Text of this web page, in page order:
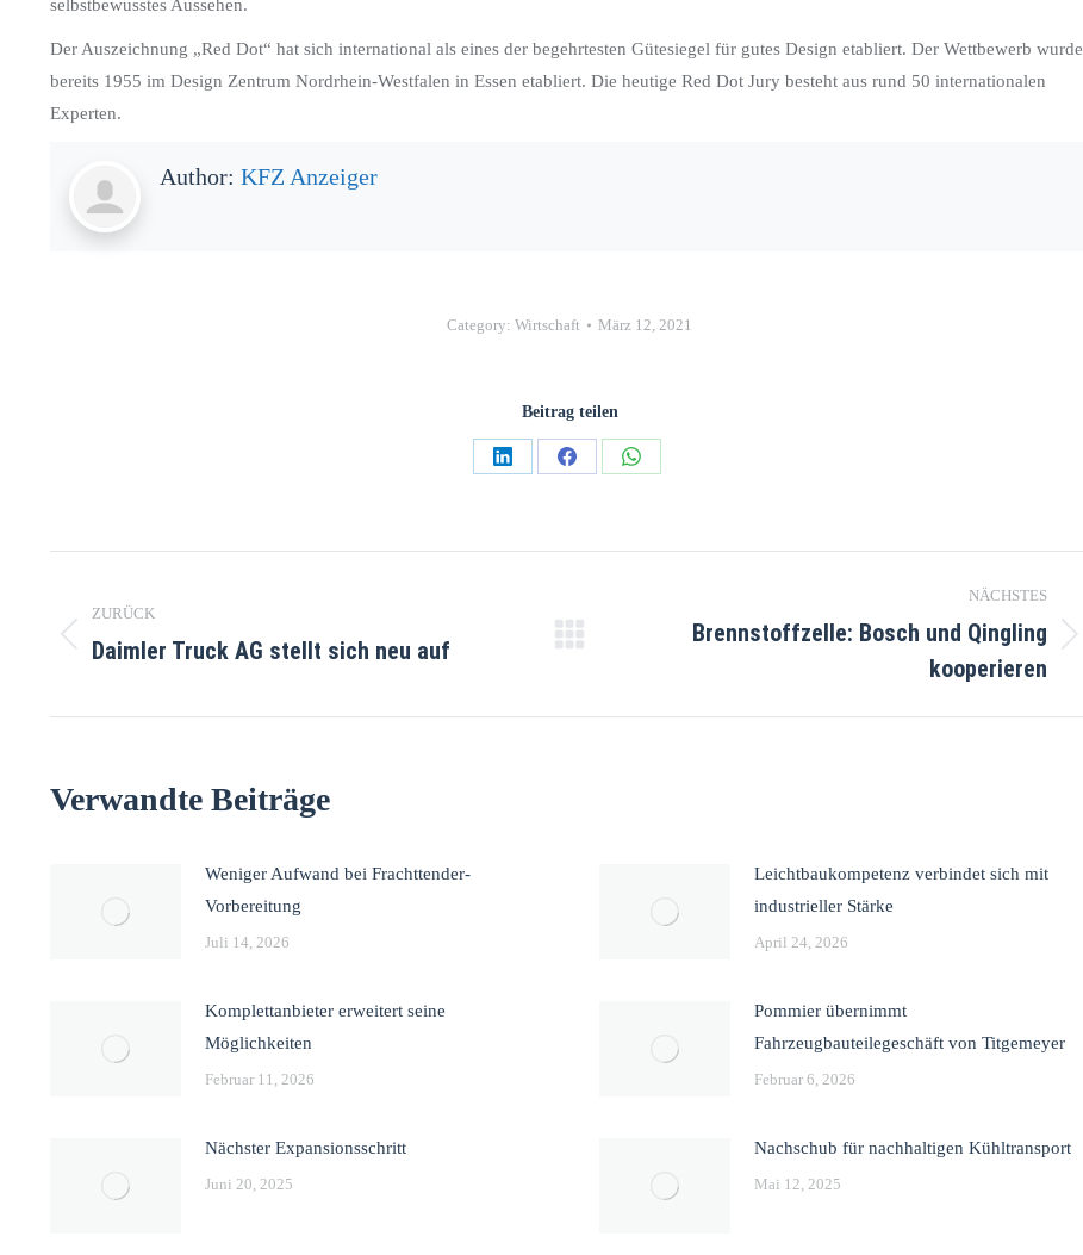
selbstbewusstes Aussehen.
Der Auszeichnung „Red Dot“ hat sich international als eines der begehrtesten Gütesiegel für gutes Design etabliert. Der Wettbewerb wurde
bereits 1955 im Design Zentrum Nordrhein-Westfalen in Essen etabliert. Die heutige Red Dot Jury besteht aus rund 50 internationalen
Experten.
Author: KFZ Anzeiger
Category: Wirtschaft März 12, 2021
Beitrag teilen
ZURÜCK
Daimler Truck AG stellt sich neu auf
NÄCHSTES
Brennstoffzelle: Bosch und Qingling
kooperieren
Verwandte Beiträge
Weniger Aufwand bei Frachttender-
Vorbereitung
Juli 14, 2026
Leichtbaukompetenz verbindet sich mit
industrieller Stärke
April 24, 2026
Komplettanbieter erweitert seine
Möglichkeiten
Februar 11, 2026
Pommier übernimmt
Fahrzeugbauteilegeschäft von Titgemeyer
Februar 6, 2026
Nächster Expansionsschritt
Juni 20, 2025
Nachschub für nachhaltigen Kühltransport
Mai 12, 2025